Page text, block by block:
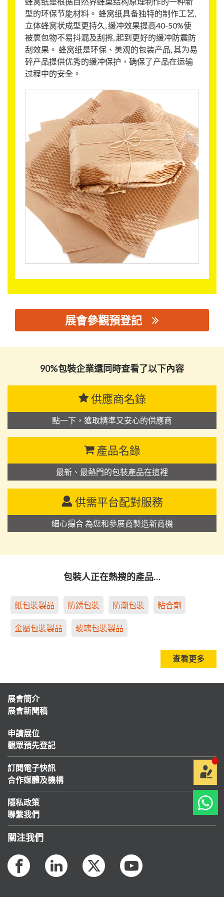
型的环保节能材料。 蜂窝纸具备独特的制作工艺,
立体蜂窝状成型更持久, 缓冲效果提高40-50%使
被裹包物不易抖漏及刮擦, 起到更好的缓冲防震防
刮效果。 蜂窝纸是环保、美观的包装产品, 其为易
碎产品提供优秀的缓冲保护，确保了产品在运输
过程中的安全。
展會參觀預登記
90%包裝企業還同時查看了以下內容
供應商名錄
點一下，獲取精準又安心的供應商
產品名錄
最新、最熱門的包裝產品在這裡
供需平台配對服務
細心撮合 為您和參展商製造新商機
包裝人正在熱搜的產品…
紙包裝製品 防銹包裝 防潮包裝 粘合劑
金屬包裝製品 玻璃包裝製品
查看更多
展會簡介
展會新聞稿
申請展位
觀眾預先登記
訂閱電子快訊
合作媒體及機構
隱私政策
聯繫我們
關注我們